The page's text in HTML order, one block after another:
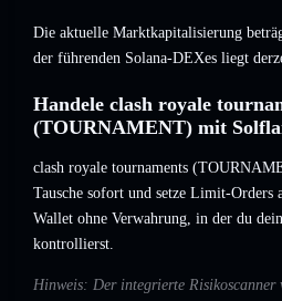
Die aktuelle Marktkapitalisierung
der führenden Solana-DEXes liegt
Handele clash royale
(TOURNAMENT) mit
clash royale tournaments
Tausche sofort und setze Limit-Orders
Wallet ohne Verwahrung, in der du
kontrollierst.
Hinweis: Der integrierte Risikoscanner